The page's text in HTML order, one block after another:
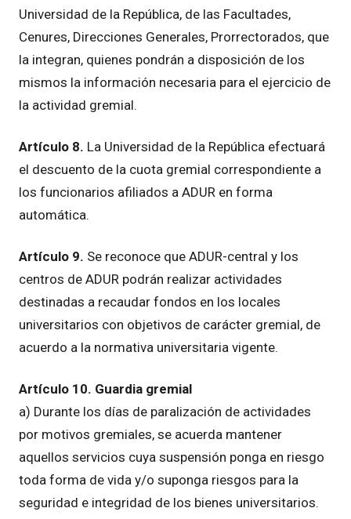
Universidad de la República, de las Facultades,
Cenures, Direcciones Generales, Prorrectorados, que
la integran, quienes pondrán a disposición de los
mismos la información necesaria para el ejercicio de
la actividad gremial.
Artículo 8. La Universidad de la República efectuará
el descuento de la cuota gremial correspondiente a
los funcionarios afiliados a ADUR en forma
automática.
Artículo 9. Se reconoce que ADUR-central y los
centros de ADUR podrán realizar actividades
destinadas a recaudar fondos en los locales
universitarios con objetivos de carácter gremial, de
acuerdo a la normativa universitaria vigente.
Artículo 10. Guardia gremial
a) Durante los días de paralización de actividades
por motivos gremiales, se acuerda mantener
aquellos servicios cuya suspensión ponga en riesgo
toda forma de vida y/o suponga riesgos para la
seguridad e integridad de los bienes universitarios.